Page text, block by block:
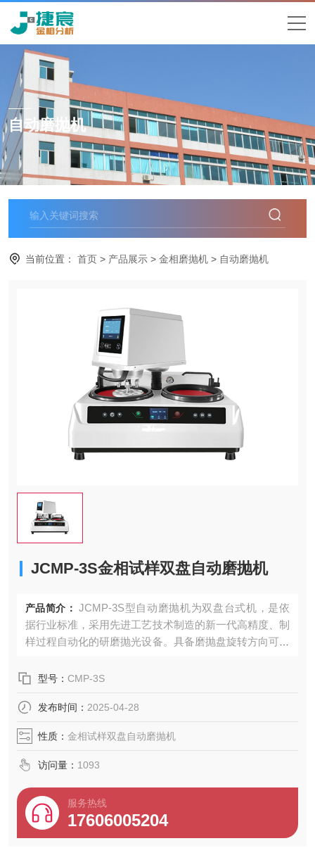
自动磨抛机
当前位置： 首页 > 产品展示 > 金相磨抛机 > 自动磨抛机
JCMP-3S金相试样双盘自动磨抛机
产品简介： JCMP-3S型自动磨抛机为双盘台式机，是依
据行业标准，采用先进工艺技术制造的新一代高精度、制
样过程自动化的研磨抛光设备。具备磨抛盘旋转方向可任
型号： CMP-3S
发布时间： 2025-04-28
性质： 金相试样双盘自动磨抛机
访问量： 1093
服务热线
17606005204